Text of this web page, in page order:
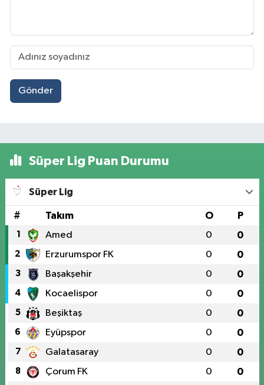
Gönder
Süper Lig Puan Durumu
Süper Lig
# Takım O P
1 Amed 0 0
2 Erzurumspor FK 0 0
3 Başakşehir 0 0
4 Kocaelispor 0 0
5 Beşiktaş 0 0
6 Eyüpspor 0 0
7 Galatasaray 0 0
8 Çorum FK 0 0